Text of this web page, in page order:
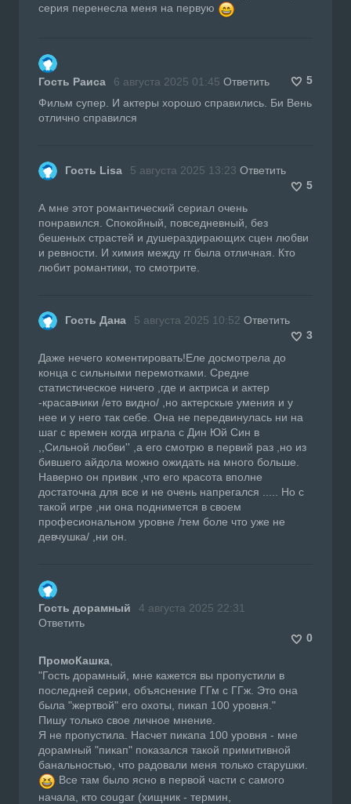
серия перенесла меня на первую
Гость Раиса 6 августа 2025 01:45 Ответить
5
Фильм супер. И актеры хорошо справились. Би Вень
отлично справился
Гость Lisa 5 августа 2025 13:23 Ответить
5
А мне этот романтический сериал очень
понравился. Спокойный, повседневный, без
бешеных страстей и душераздирающих сцен любви
и ревности. И химия между гг была отличная. Кто
любит романтики, то смотрите.
Гость Дана 5 августа 2025 10:52 Ответить
3
Даже нечего коментировать!Еле досмотрела до
конца с сильными перемотками. Средне
статистическое ничего ,где и актриса и актер
-красавчики /ето видно/ ,но актерскые умения и у
нее и у него так себе. Она не передвинулась ни на
шаг с времен когда играла с Дин Юй Син в
,,Сильной любви'' ,а его смотрю в первий раз ,но из
бившего айдола можно ожидать на много больше.
Наверно он привик ,что его красота вполне
достаточна для все и не очень напрегался ..... Но с
такой игре ,ни она поднимется в своем
професиональном уровне /тем боле что уже не
девчушка/ ,ни он.
Гость дорамный
4 августа 2025 22:31
Ответить
0
ПромоКашка
"Гость дорамный, мне кажется вы пропустили в
последней серии, объяснение ГГм с ГГж. Это она
была "жертвой" его охоты, пикап 100 уровня."
Пишу только свое личное мнение.
Я не пропустила. Насчет пикапа 100 уровня - мне
дорамный "пикап" показался такой примитивной
банальностью, что радовали меня только старушки.
Все там было ясно в первой части с самого
начала, кто cougar (хищник - термин,